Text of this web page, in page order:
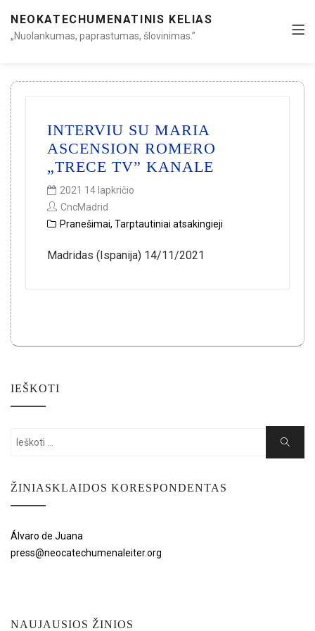
NEOKATECHUMENATINIS KELIAS
„Nuolankumas, paprastumas, šlovinimas.”
INTERVIU SU MARIA
ASCENSION ROMERO
„TRECE TV” KANALE
2021 14 lapkričio
CncMadrid
Pranešimai, Tarptautiniai atsakingieji
Madridas (Ispanija) 14/11/2021
IEŠKOTI
Search
Search
ŽINIASKLAIDOS KORESPONDENTAS
Álvaro de Juana
press@neocatechumenaleiter.org
NAUJAUSIOS ŽINIOS